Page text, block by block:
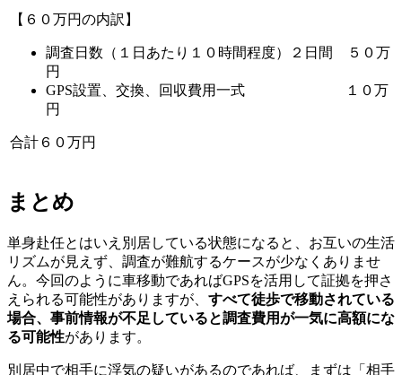
【６０万円の内訳】
調査日数（１日あたり１０時間程度）２日間 ５０万
円
GPS設置
交換
回収費用一式 １０万
円
合計６０万円
まとめ
単身赴任とはいえ別居している状態になると
お互いの生活
リズムが見えず
調査が難航するケースが少なくありませ
ん。 今回のように車移動であればGPSを活用して証拠を押さ
えられる可能性がありますが
すべて徒歩で移動されている
場合、 事前情報が不足していると調査費用が一気に高額にな
る可能性があります。
別居中で相手に浮気の疑いがあるのであれば
まずは「相手